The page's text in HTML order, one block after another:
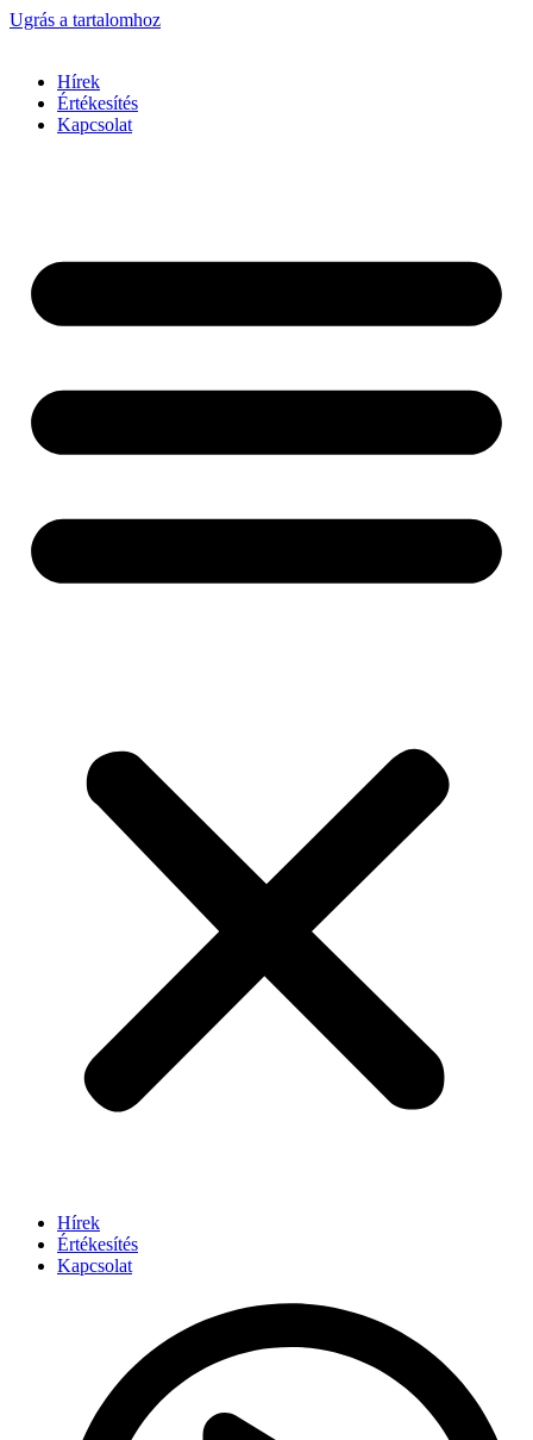
Ugrás a tartalomhoz
Hírek
Értékesítés
Kapcsolat
Hírek
Értékesítés
Kapcsolat